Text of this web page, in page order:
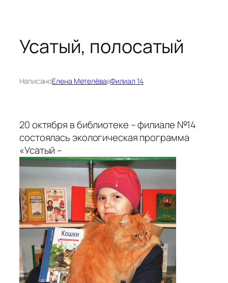
Усатый, полосатый
НаписаноЕлена МетелёвавФилиал 14
20 октября в библиотеке – филиале №14
состоялась экологическая программа
«Усатый –